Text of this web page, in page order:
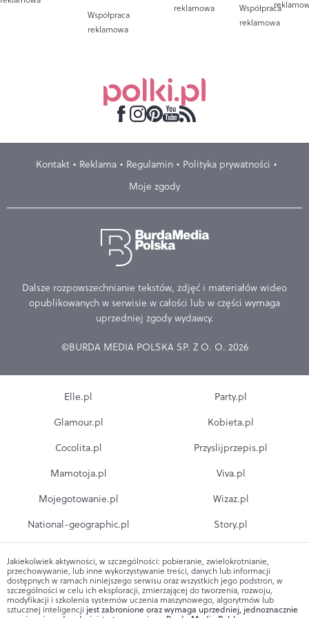
Współpraca
reklamowa
reklamowa
Współpraca
reklamowa
Kontakt Reklama Regulamin
Polityka prywatności
Moje zgody
Dalsze rozpowszechnianie tekstów, zdjęć i materiałów wideo
opublikowanych w serwisie w całości lub w części wymaga
uprzedniej zgody wydawcy.
©BURDA MEDIA POLSKA SP. Z O. O. 2026
Elle.pl
Glamour.pl
Cocolita.pl
Mamotoja.pl
Mojegotowanie.pl
National-geographic.pl
Party.pl
Kobieta.pl
Przyslijprzepis.pl
Viva.pl
Wizaz.pl
Story.pl
Jakiekolwiek aktywności, w szczególności: pobieranie, zwielokrotnianie,
przechowywanie, lub inne wykorzystywanie treści, danych lub informacji
dostępnych w ramach niniejszego serwisu oraz wszystkich jego podstron, w
szczególności w celu ich eksploracji, zmierzającej do tworzenia, rozwoju,
modyfikacji i szkolenia systemów uczenia maszynowego, algorytmów lub
sztucznej inteligencji jest zabronione oraz wymaga uprzedniej, jednoznacznie